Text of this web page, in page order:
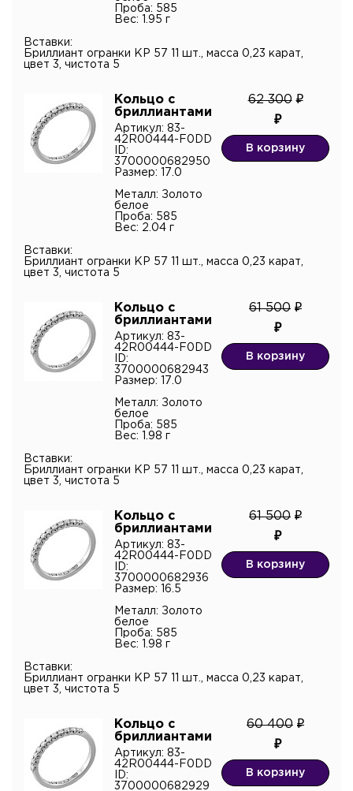
Проба: 585
Вес: 1.95 г
Вставки:
Бриллиант огранки КР 57 11 шт., масса 0,23 карат,
цвет 3, чистота 5
Кольцо с
бриллиантами
Артикул: 83-
42R00444-F0DD
ID:
3700000682950
Размер: 17.0
Металл: Золото
белое
Проба: 585
Вес: 2.04 г
62 300
В корзину
Вставки:
Бриллиант огранки КР 57 11 шт., масса 0,23 карат,
цвет 3, чистота 5
Кольцо с
бриллиантами
Артикул: 83-
42R00444-F0DD
ID:
3700000682943
Размер: 17.0
Металл: Золото
белое
Проба: 585
Вес: 1.98 г
61 500
В корзину
Вставки:
Бриллиант огранки КР 57 11 шт., масса 0,23 карат,
цвет 3, чистота 5
Кольцо с
бриллиантами
Артикул: 83-
42R00444-F0DD
ID:
3700000682936
Размер: 16.5
Металл: Золото
белое
Проба: 585
Вес: 1.98 г
61 500
В корзину
Вставки:
Бриллиант огранки КР 57 11 шт., масса 0,23 карат,
цвет 3, чистота 5
Кольцо с
бриллиантами
Артикул: 83-
42R00444-F0DD
ID:
3700000682929
60 400
В корзину
Комментарий
Я подтверждаю согласие с
политикой
конфиденциальностии даю согласие на обработку
персональных данных.*